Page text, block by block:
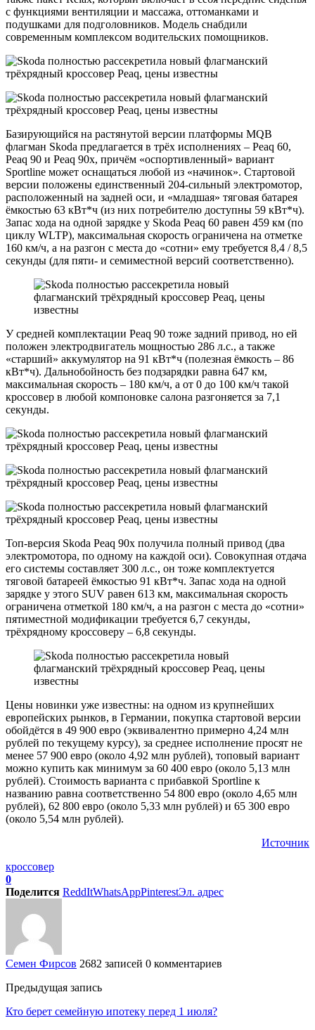
с функциями вентиляции и массажа, оттоманками и
подушками для подголовников. Модель снабдили
современным комплексом водительских помощников.
Базирующийся на растянутой версии платформы MQB
флагман Skoda предлагается в трёх исполнениях – Peaq 60,
Peaq 90 и Peaq 90x, причём «оспортивленный» вариант
Sportline может оснащаться любой из «начинок». Стартовой
версии положены единственный 204-сильный электромотор,
расположенный на задней оси, и «младшая» тяговая батарея
ёмкостью 63 кВт*ч (из них потребителю доступны 59 кВт*ч).
Запас хода на одной зарядке у Skoda Peaq 60 равен 459 км (по
циклу WLTP), максимальная скорость ограничена на отметке
160 км/ч, а на разгон с места до «сотни» ему требуется 8,4 / 8,5
секунды (для пяти- и семиместной версий соответственно).
У средней комплектации Peaq 90 тоже задний привод, но ей
положен электродвигатель мощностью 286 л.с., а также
«старший» аккумулятор на 91 кВт*ч (полезная ёмкость – 86
кВт*ч). Дальнобойность без подзарядки равна 647 км,
максимальная скорость – 180 км/ч, а от 0 до 100 км/ч такой
кроссовер в любой компоновке салона разгоняется за 7,1
секунды.
Топ-версия Skoda Peaq 90x получила полный привод (два
электромотора, по одному на каждой оси). Совокупная отдача
его системы составляет 300 л.с., он тоже комплектуется
тяговой батареей ёмкостью 91 кВт*ч. Запас хода на одной
зарядке у этого SUV равен 613 км, максимальная скорость
ограничена отметкой 180 км/ч, а на разгон с места до «сотни»
пятиместной модификации требуется 6,7 секунды,
трёхрядному кроссоверу – 6,8 секунды.
Цены новинки уже известны: на одном из крупнейших
европейских рынков, в Германии, покупка стартовой версии
обойдётся в 49 900 евро (эквивалентно примерно 4,24 млн
рублей по текущему курсу), за среднее исполнение просят не
менее 57 900 евро (около 4,92 млн рублей), топовый вариант
можно купить как минимум за 60 400 евро (около 5,13 млн
рублей). Стоимость варианта с прибавкой Sportline к
названию равна соответственно 54 800 евро (около 4,65 млн
рублей), 62 800 евро (около 5,33 млн рублей) и 65 300 евро
(около 5,54 млн рублей).
Источник
кроссовер
0
Поделится ReddItWhatsAppPinterestЭл. адрес
Семен Фирсов 2682 записей 0 комментариев
Предыдущая запись
Кто берет семейную ипотеку перед 1 июля?